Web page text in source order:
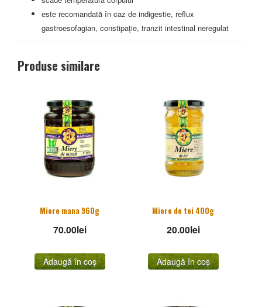
este recomandată în caz de indigestie, reflux
gastroesofagian, constipație, tranzit intestinal neregulat
Produse similare
Miere mana 960g
70.00lei
Adaugă în coș
Miere de tei 400g
20.00lei
Adaugă în coș